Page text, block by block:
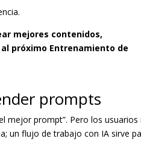
mejores contenidos,
próximo Entrenamiento de
prompts
mejor prompt”. Pero los usuarios
un flujo de trabajo con IA sirve